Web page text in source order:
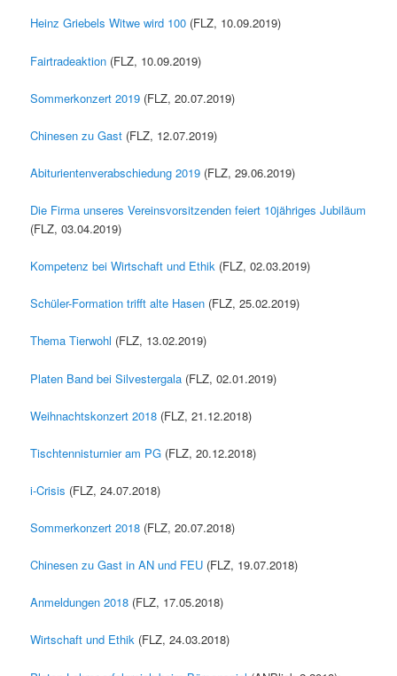
Heinz Griebels Witwe wird 100 (FLZ, 10.09.2019)
Fairtradeaktion (FLZ, 10.09.2019)
Sommerkonzert 2019 (FLZ, 20.07.2019)
Chinesen zu Gast (FLZ, 12.07.2019)
Abiturientenverabschiedung 2019 (FLZ, 29.06.2019)
Die Firma unseres Vereinsvorsitzenden feiert 10jähriges Jubiläum
(FLZ, 03.04.2019)
Kompetenz bei Wirtschaft und Ethik (FLZ, 02.03.2019)
Schüler-Formation trifft alte Hasen (FLZ, 25.02.2019)
Thema Tierwohl (FLZ, 13.02.2019)
Platen Band bei Silvestergala (FLZ, 02.01.2019)
Weihnachtskonzert 2018 (FLZ, 21.12.2018)
Tischtennisturnier am PG (FLZ, 20.12.2018)
i-Crisis (FLZ, 24.07.2018)
Sommerkonzert 2018 (FLZ, 20.07.2018)
Chinesen zu Gast in AN und FEU (FLZ, 19.07.2018)
Anmeldungen 2018 (FLZ, 17.05.2018)
Wirtschaft und Ethik (FLZ, 24.03.2018)